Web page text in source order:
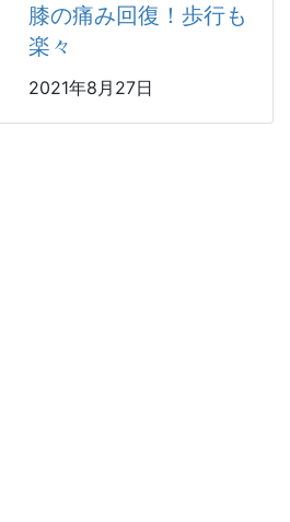
膝の痛み回復！歩行も
楽々
2021年8月27日